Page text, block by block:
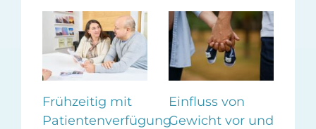
Frühzeitig mit
Patientenverfügung
Einfluss von
Gewicht vor und